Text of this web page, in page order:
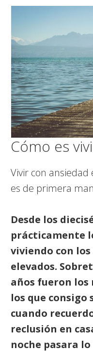
Cómo es
Vivir con
es de primera
Desde los
prácticamente
viviendo con
elevados.
años fueron los
los que
cuando
reclusión en
noche pasara